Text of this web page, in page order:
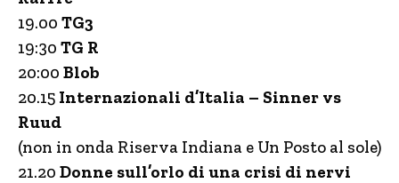
19.00 TG3
19:30 TG R
20:00 Blob
20.15 Internazionali d’Italia – Sinner vs
Ruud
(non in onda Riserva Indiana e Un Posto al sole)
21.20 Donne sull’orlo di una crisi di nervi